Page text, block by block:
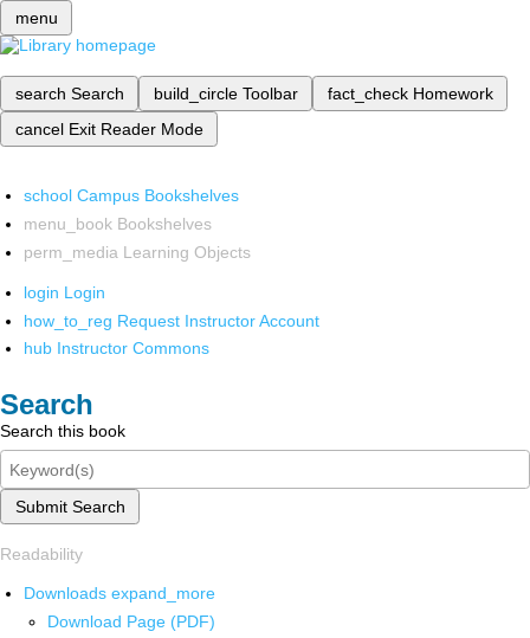
menu
search Search build_circle Toolbar fact_check Homework
cancel Exit Reader Mode
school Campus Bookshelves
menu_book Bookshelves
perm_media Learning Objects
login Login
how_to_reg Request Instructor Account
hub Instructor Commons
Search
Search this book
Submit Search
Readability
Downloads expand_more
Download Page (PDF)